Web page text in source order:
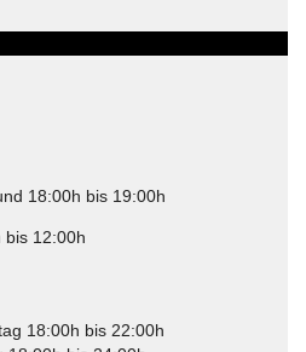
18:00h bis 19:00h
bis 12:00h
18:00h bis 22:00h